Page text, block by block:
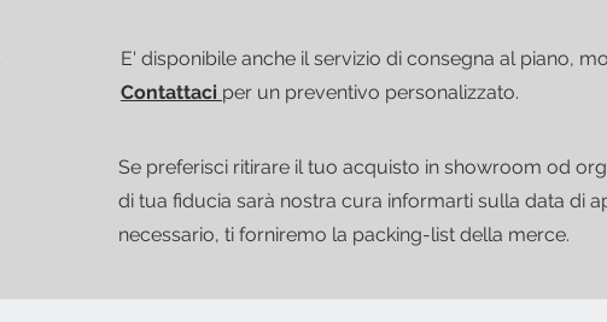
E' disponibile anche il servizio di consegna al piano,
Contattaci per un preventivo personalizzato.
Se preferisci ritirare il tuo acquisto in showroom od
di tua fiducia sarà nostra cura informarti sulla data di
necessario, ti forniremo la packing-list della merce.